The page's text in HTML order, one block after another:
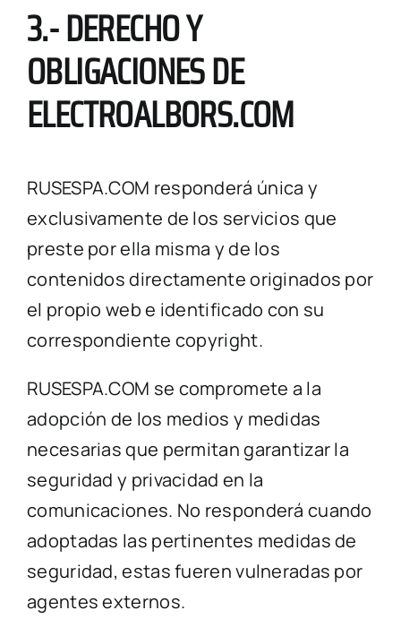
3.- DERECHO Y
OBLIGACIONES DE
ELECTROALBORS.COM
RUSESPA.COM responderá única y
exclusivamente de los servicios que
preste por ella misma y de los
contenidos directamente originados por
el propio web e identificado con su
correspondiente copyright.
RUSESPA.COM se compromete a la
adopción de los medios y medidas
necesarias que permitan garantizar la
seguridad y privacidad en la
comunicaciones. No responderá cuando
adoptadas las pertinentes medidas de
seguridad, estas fueren vulneradas por
agentes externos.